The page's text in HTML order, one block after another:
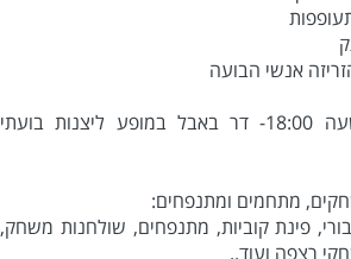
אנשי הבועה
**מופע סיום בשעה 18:00- דר באבל במופע ליצנות בועתי
פינת קוביות, מתנפחים, שולחנות משחק,
רצפה ועוד..